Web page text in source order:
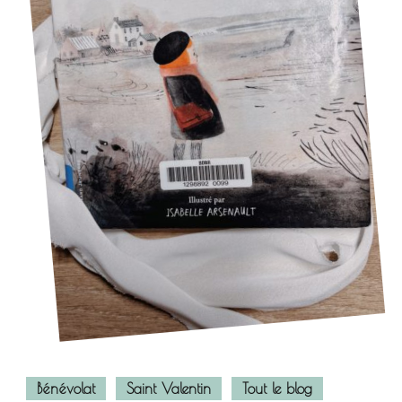
Bénévolat Saint Valentin Tout le blog